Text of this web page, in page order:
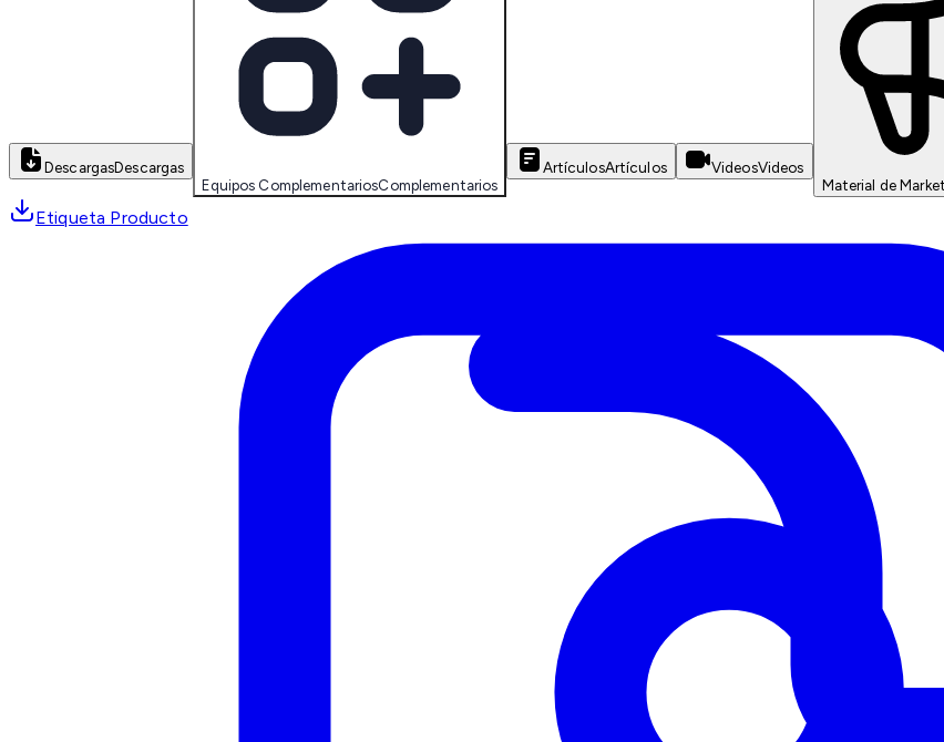
DescargasDescargas
Equipos ComplementariosComplementarios
ArtículosArtículos VideosVideos
Material de
Etiqueta Producto